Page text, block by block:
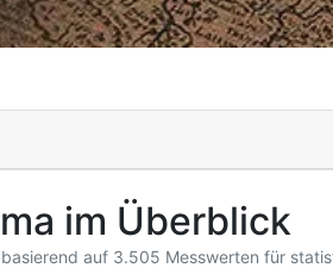
im Überblick
auf 3.505 Messwerten für